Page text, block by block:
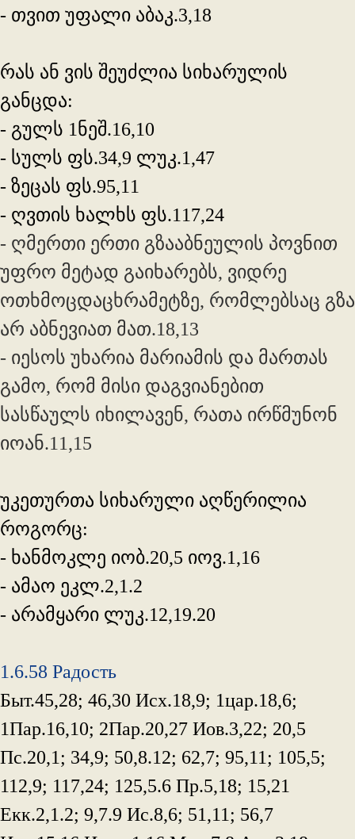
- თვით უფალი აბაკ.3,18
რას ან ვის შეუძლია სიხარულის
განცდა:
- გულს 1ნეშ.16,10
- სულს ფს.34,9 ლუკ.1,47
- ზეცას ფს.95,11
- ღვთის ხალხს ფს.117,24
- ღმერთი ერთი გზააბნეულის პოვნით
უფრო მეტად გაიხარებს, ვიდრე
ოთხმოცდაცხრამეტზე, რომლებსაც გზა
არ აბნევიათ მათ.18,13
- იესოს უხარია მარიამის და მართას
გამო, რომ მისი დაგვიანებით
სასწაულს იხილავენ, რათა ირწმუნონ
იოან.11,15
უკეთურთა სიხარული აღწერილია
როგორც:
- ხანმოკლე იობ.20,5 იოვ.1,16
- ამაო ეკლ.2,1.2
- არამყარი ლუკ.12,19.20
1.6.58 Радость
Быт.45,28; 46,30 Исх.18,9; 1цар.18,6;
1Пар.16,10; 2Пар.20,27 Иов.3,22; 20,5
Пс.20,1; 34,9; 50,8.12; 62,7; 95,11; 105,5;
112,9; 117,24; 125,5.6 Пр.5,18; 15,21
Екк.2,1.2; 9,7.9 Ис.8,6; 51,11; 56,7